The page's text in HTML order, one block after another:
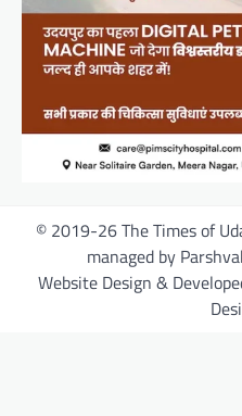
© 2019-26 The Times of
managed by
Website Design &